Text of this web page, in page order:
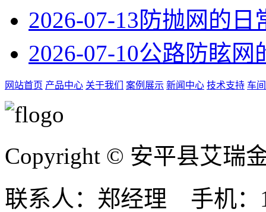
2026-07-13防抛网的日
2026-07-10公路防眩网
网站首页 产品中心 关于我们 案例展示 新闻中心 技术支持 车
Copyright © 安平县艾瑞
联系人：郑经理 手机：